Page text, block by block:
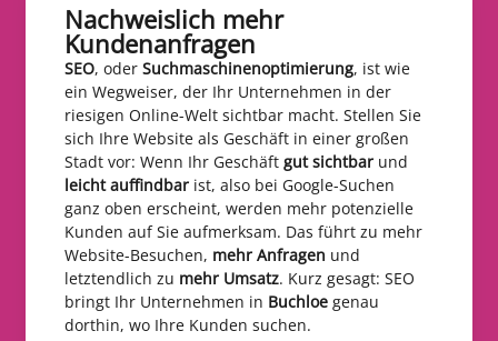
Nachweislich mehr
Kundenanfragen​
SEO, oder Suchmaschinenoptimierung, ist wie
ein Wegweiser, der Ihr Unternehmen in der
riesigen Online-Welt sichtbar macht. Stellen Sie
sich Ihre Website als Geschäft in einer großen
Stadt vor: Wenn Ihr Geschäft gut sichtbar und
leicht auffindbar ist, also bei Google-Suchen
ganz oben erscheint, werden mehr potenzielle
Kunden auf Sie aufmerksam. Das führt zu mehr
Website-Besuchen, mehr Anfragen und
letztendlich zu mehr Umsatz. Kurz gesagt: SEO
bringt Ihr Unternehmen in Buchloe genau
dorthin, wo Ihre Kunden suchen.